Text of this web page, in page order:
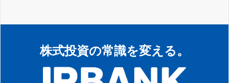
株式投資の常識を変える。